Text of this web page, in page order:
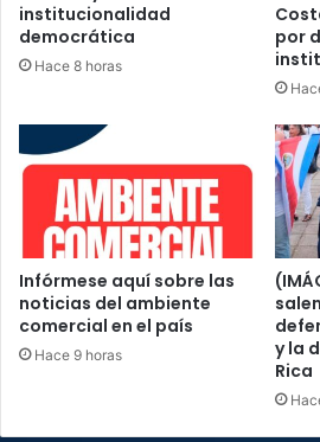
institucionalidad
democrática
Hace 8 horas
por
Infórmese aquí sobre las
noticias del ambiente
comercial en el país
Hace 9 horas
y la
Rica